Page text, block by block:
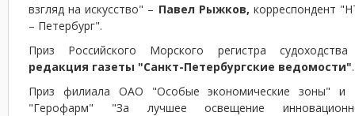
взгляд на искусство" – Павел Рыжков, корреспондент
– Петербург".
Приз Российского Морского регистра
редакция газеты "Санкт-Петербургские ведомости".
Приз филиала ОАО "Особые экономические зоны" и
"Герофарм" "За лучшее освещение